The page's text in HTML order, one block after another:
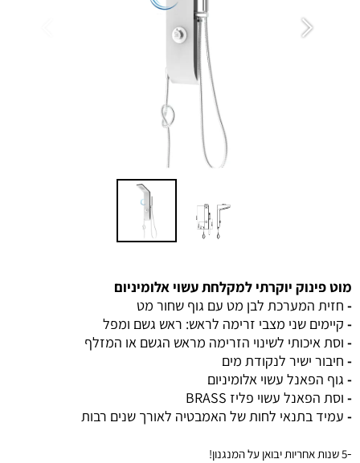
מוט פינוק יוקרתי למקלחת עשוי אלומיניום
- חזית המערכת לבן מט עם גוף שחור מט
- קיימים שני מצבי זרימה לראש: ראש גשם ומפל
- וסת איכותי לשינוי הזרימה מראש הגשם או המזלף
- חיבור ישיר לנקודת מים
- גוף הפאנל עשוי אלומיניום
- וסת הפאנל עשוי פליז BRASS
- עמיד בתנאי לחות של האמבטיה לאורך שנים רבות
-5 שנות אחריות יבואן על המנגנון!